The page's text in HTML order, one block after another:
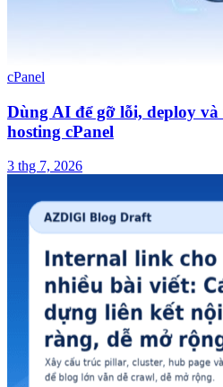
cPanel
Dùng AI để gỡ lỗi, deploy và
hosting cPanel
3 thg 7, 2026